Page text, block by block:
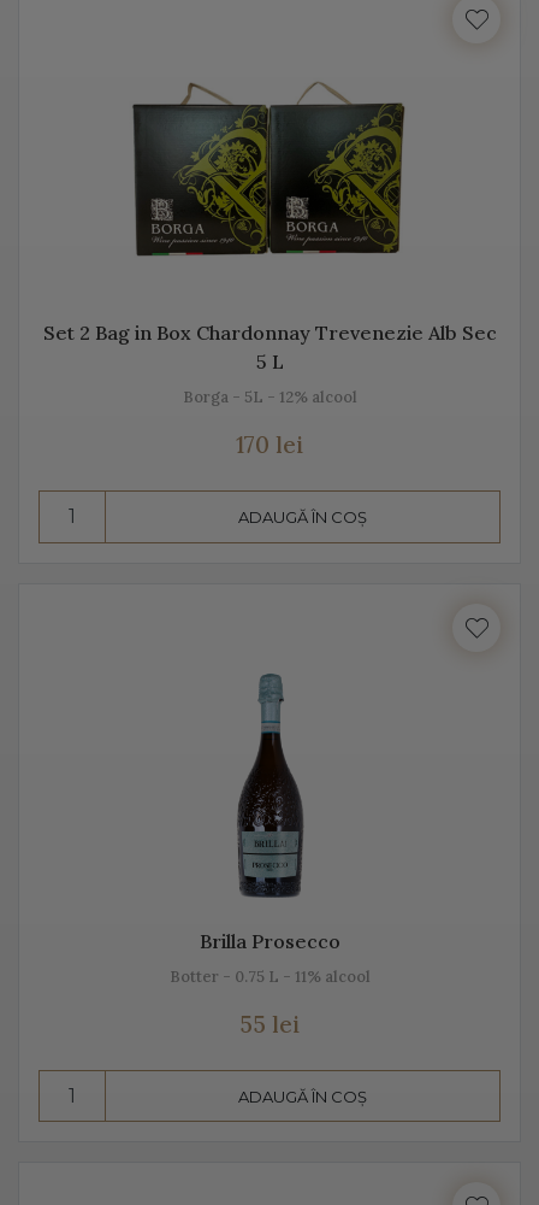
Vă prezentăm mai jos, gama noastră de Prosecco, acest
vin spumant italian, alb sau rose.
Despre Prosecco
Prosecco e cel mai cunoscut vin spumant din Italia. E
struguri folosite.
Prosecco înseamnă mai mult decât „bule”, mai mult
dar și un proces de vinificație de tradiție.
Unii producători, mai amestecă pe lângă Glera și alte
Trevigiana, Perera, Glera lunga, Chardonnay, Pinot
Bianco, Pinot Grigio sau Pinot Nero.
Numele de Prosecco provine de la locul de origine -
satul Prosecco, situat foarte aproape de Trieste. Peste
50% din producția de Prosecco provine din acele locuri,
mai exact din regiunile Conegliano și Valdobbiadene,
au asociat într-un Consorțiu pentru a proteja acest vin
spumant italian, cunoscut sub această denumire.
Consumă Prosecco, un vin cunoscut pentru
un vin care nu fermentează după îmbuteliere și care se
Set 2 Bag in Box Chardonnay Trevenezie Alb Sec
5 L
Borga - 5L - 12% alcool
170 lei
ADAUGĂ ÎN COȘ
Brilla Prosecco
Botter - 0.75 L - 11% alcool
55 lei
ADAUGĂ ÎN COȘ